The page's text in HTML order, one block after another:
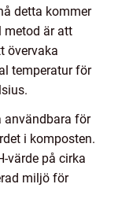
detta kommer
metod är att
övervaka
temperatur för
användbara för
i komposten.
värde på cirka
miljö för